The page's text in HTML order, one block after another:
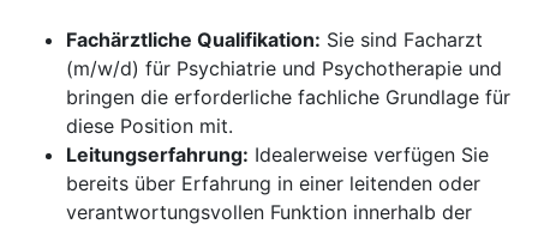
Fachärztliche Qualifikation: Sie sind Facharzt
(m/w/d) für Psychiatrie und Psychotherapie und
bringen die erforderliche fachliche Grundlage für
diese Position mit.
Leitungserfahrung: Idealerweise verfügen Sie
bereits über Erfahrung in einer leitenden oder
verantwortungsvollen Funktion innerhalb der